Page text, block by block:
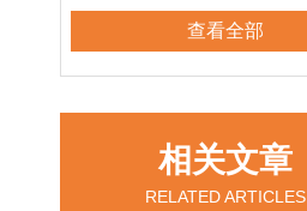
查看全部
相关文章
RELATED ARTICLES